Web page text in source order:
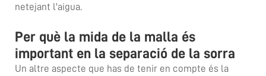
netejant l'aigua.
Per què la mida de la malla és
important en la separació de la sorra
Un altre aspecte que has de tenir en compte és la